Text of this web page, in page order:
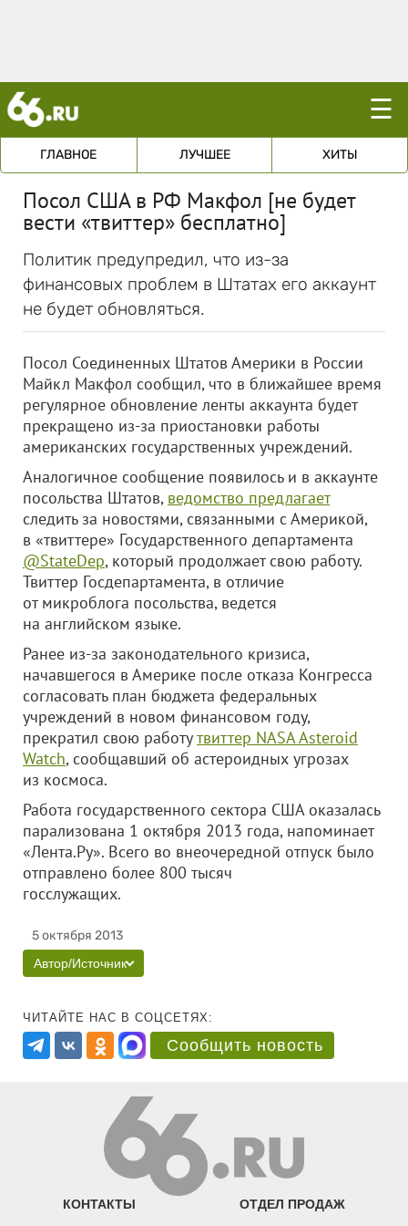
☰
ГЛАВНОЕ ЛУЧШЕЕ ХИТЫ
Посол США в РФ Макфол [не будет
вести «твиттер» бесплатно]
Политик предупредил, что из-за
финансовых проблем в Штатах его аккаунт
не будет обновляться.
Посол Соединенных Штатов Америки в России
Майкл Макфол сообщил, что в ближайшее время
регулярное обновление ленты аккаунта будет
прекращено из-за приостановки работы
американских государственных учреждений.
Аналогичное сообщение появилось и в аккаунте
посольства Штатов, ведомство предлагает
следить за новостями, связанными с Америкой,
в «твиттере» Государственного департамента
@StateDep, который продолжает свою работу.
Твиттер Госдепартамента, в отличие
от микроблога посольства, ведется
на английском языке.
Ранее из-за законодательного кризиса,
начавшегося в Америке после отказа Конгресса
согласовать план бюджета федеральных
учреждений в новом финансовом году,
прекратил свою работутвиттер NASA Asteroid
Watch, сообщавший об астероидных угрозах
из космоса.
Работа государственного сектора США оказалась
парализована 1 октября 2013 года, напоминает
«Лента.Ру». Всего во внеочередной отпуск было
отправлено более 800 тысяч
госслужащих.
5 октября 2013
Автор/Источник
ЧИТАЙТЕ НАС В СОЦСЕТЯХ:
Сообщить новость
КОНТАКТЫ ОТДЕЛ ПРОДАЖ